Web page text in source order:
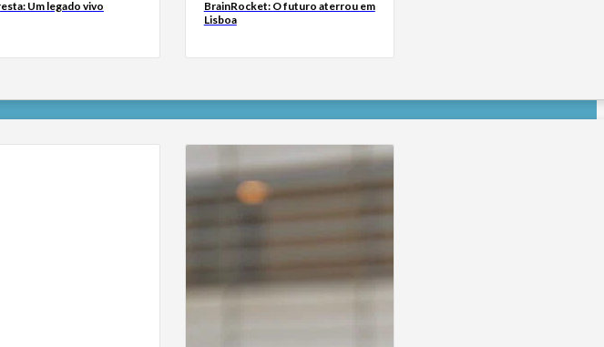
Um legado vivo
BrainRocket: O futuro aterrou em
Lisboa